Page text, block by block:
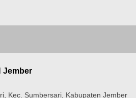
Jember
Kec. Sumbersari, Kabupaten Jember